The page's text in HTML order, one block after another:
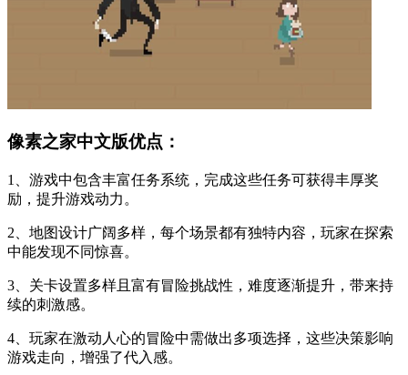
像素之家中文版优点：
1、游戏中包含丰富任务系统，完成这些任务可获得丰厚奖
励，提升游戏动力。
2、地图设计广阔多样，每个场景都有独特内容，玩家在探索
中能发现不同惊喜。
3、关卡设置多样且富有冒险挑战性，难度逐渐提升，带来持
续的刺激感。
4、玩家在激动人心的冒险中需做出多项选择，这些决策影响
游戏走向，增强了代入感。